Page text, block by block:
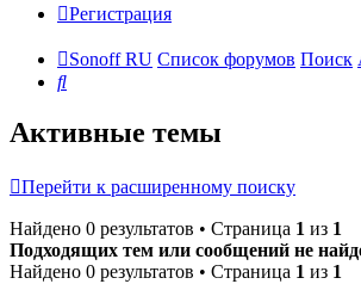
Регистрация
Sonoff RU Список форумов Поиск
Поиск
Активные темы
Перейти к расширенному поиску
Найдено 0 результатов • Страница 1 из 1
Подходящих тем или сообщений не
Найдено 0 результатов • Страница 1 из 1